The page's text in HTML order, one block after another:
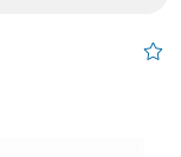
Vit 60 Cm